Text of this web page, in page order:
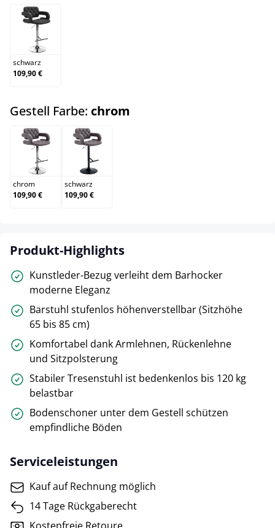
schwarz
schwarz
109,90 €
Gestell Farbe: chrom
chrom
chrom
109,90 €
schwarz
schwarz
109,90 €
Produkt-Highlights
Kunstleder-Bezug verleiht dem Barhocker
moderne Eleganz
Barstuhl stufenlos höhenverstellbar (Sitzhöhe
65 bis 85 cm)
Komfortabel dank Armlehnen, Rückenlehne
und Sitzpolsterung
Stabiler Tresenstuhl ist bedenkenlos bis 120 kg
belastbar
Bodenschoner unter dem Gestell schützen
empfindliche Böden
Serviceleistungen
Kauf auf Rechnung möglich
14 Tage Rückgaberecht